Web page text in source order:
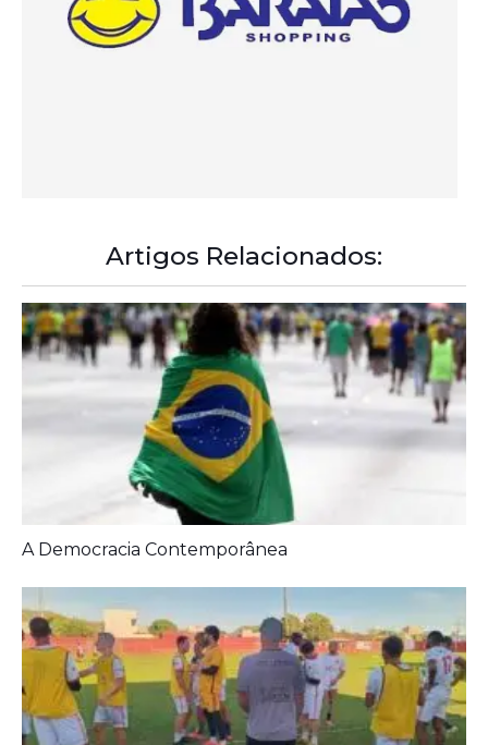
Artigos Relacionados:
A Democracia Contemporânea